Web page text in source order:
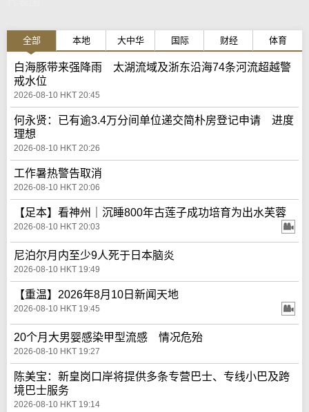
全部 本地 大中华 国际 财经 体育
白海豚带来强降雨 太湖流域及浙东沿海74条河流超越警
戒水位
2026-08-10 HKT 20:45
何永贤：已有逾3.4万分间单位递交简朴房登记申请 进度
理想
2026-08-10 HKT 20:26
工作暑热警告取消
2026-08-10 HKT 20:06
【足本】看神州｜沉睡800年古莲子成功培育为出水芙蓉
2026-08-10 HKT 20:03
尼泊尔月内至少9人死于日本脑炎
2026-08-10 HKT 19:49
【重温】2026年8月10日新闻天地
2026-08-10 HKT 19:45
20个月大男婴感染甲型流感 情况危殆
2026-08-10 HKT 19:27
陈美宝：新皇岗口岸将提供多条专营巴士、专线小巴及跨
境巴士服务
2026-08-10 HKT 19:14